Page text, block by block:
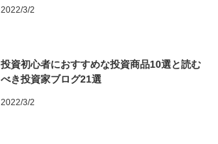
2022/3/2
投資初心者におすすめな投資商品10選と読む
べき投資家ブログ21選
2022/3/2